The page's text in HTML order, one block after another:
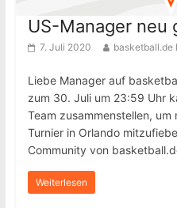
US-Manager neu
7. Juli 2020 basketball.de
Liebe Manager auf
zum 30. Juli um 23:59 Uhr
Team zusammenstellen,
Turnier in Orlando
Community von
Weiterlesen